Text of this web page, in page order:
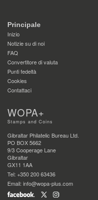
Principale
Inizio
Notizie su di noi
FAQ
Convertitore di valuta
Punti fedeltà
Cookies
Contattaci
WOPA+
Stamps and Coins
Gibraltar Philatelic Bureau Ltd.
PO BOX 5662
9/3 Cooperage Lane
Gibraltar
GX11 1AA
Tel: +350 200 63436
Email: info@wopa-plus.com